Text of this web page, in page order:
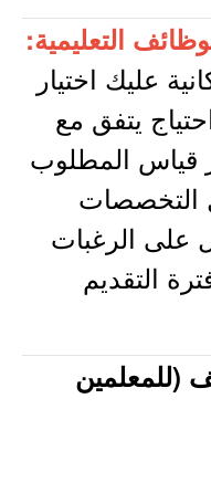
التعليمية:
عليك اختيار
يتفق مع
قياس المطلوب
التخصصات
على الرغبات
التقديم
(للمعلمين